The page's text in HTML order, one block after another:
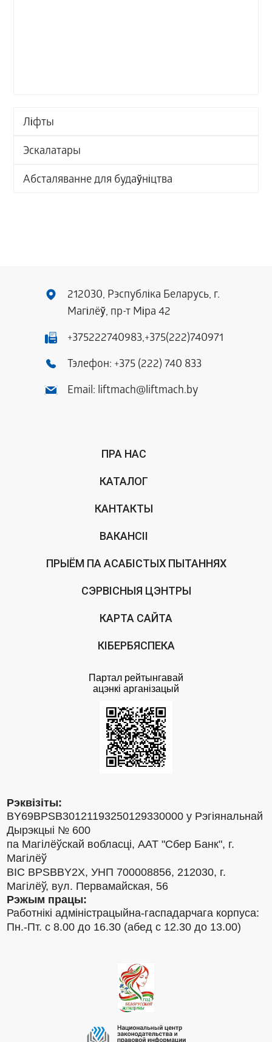
Ліфты
Эскалатары
Абсталяванне для будаўніцтва
212030, Рэспубліка Беларусь, г.
Магілёў, пр-т Міра 42
+375222740983,+375(222)740971
Тэлефон: +375 (222) 740 833
Email: liftmach@liftmach.by
ПРА НАС
КАТАЛОГ
КАНТАКТЫ
ВАКАНСІІ
ПРЫЁМ ПА АСАБІСТЫХ ПЫТАННЯХ
СЭРВІСНЫЯ ЦЭНТРЫ
КАРТА САЙТА
КІБЕРБЯСПЕКА
Партал рейтынгавай
ацэнкi арганiзацый
Рэквізіты:
BY69BPSB30121193250129330000 у Рэгіянальнай
Дырэкцыі № 600
па Магілёўскай вобласці, ААТ "Сбер Банк", г.
Магілёў
BIC BPSBBY2X, УНП 700008856, 212030, г.
Магілёў, вул. Первамайская, 56
Рэжым працы:
Работнікі адміністрацыйна-гаспадарчага корпуса:
Пн.-Пт. с 8.00 до 16.30 (абед с 12.30 до 13.00)